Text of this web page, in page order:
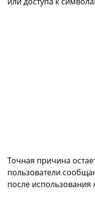
Точная причина
пользователи
после